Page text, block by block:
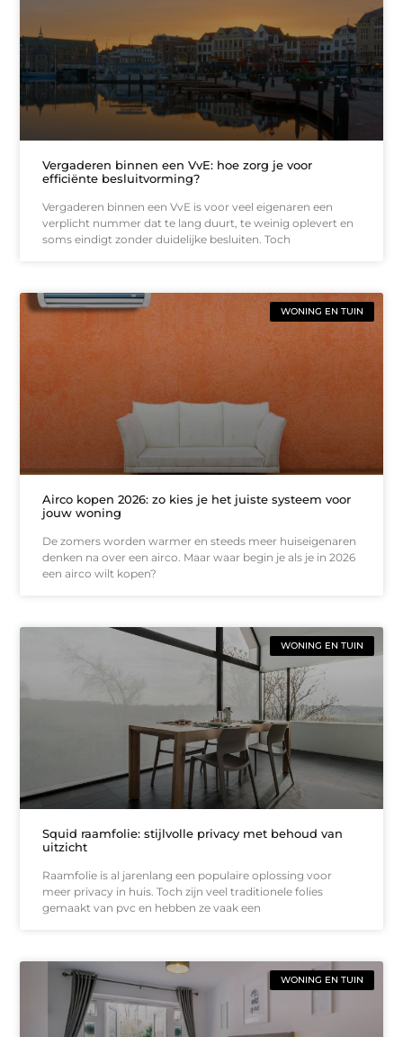
Vergaderen binnen een VvE: hoe zorg je voor
efficiënte besluitvorming?
Vergaderen binnen een VvE is voor veel eigenaren een
verplicht nummer dat te lang duurt, te weinig oplevert en
soms eindigt zonder duidelijke besluiten. Toch
WONING EN TUIN
Airco kopen 2026: zo kies je het juiste systeem voor
jouw woning
De zomers worden warmer en steeds meer huiseigenaren
denken na over een airco. Maar waar begin je als je in 2026
een airco wilt kopen?
WONING EN TUIN
Squid raamfolie: stijlvolle privacy met behoud van
uitzicht
Raamfolie is al jarenlang een populaire oplossing voor
meer privacy in huis. Toch zijn veel traditionele folies
gemaakt van pvc en hebben ze vaak een
WONING EN TUIN